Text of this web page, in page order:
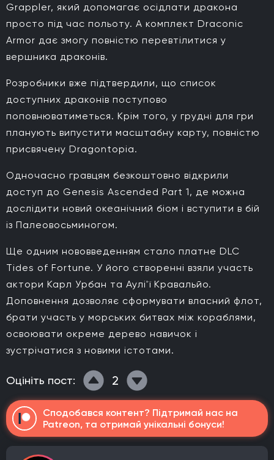
Grappler, який допомагає осідлати дракона
просто під час польоту. А комплект Draconic
Armor дає змогу повністю перевтілитися у
вершника драконів.
Розробники вже підтвердили, що список
доступних драконів поступово
поповнюватиметься. Крім того, у грудні для гри
планують випустити масштабну карту, повністю
присвячену Dragontopia.
Одночасно гравцям безкоштовно відкрили
доступ до Genesis Ascended Part 1, де можна
дослідити новий океанічний біом і вступити в бій
із Палеовосьминогом.
Ще одним нововведенням стало платне DLC
Tides of Fortune. У його створенні взяли участь
актори Карл Урбан та Аулі'ї Кравальйо.
Доповнення дозволяє сформувати власний флот,
брати участь у морських битвах між кораблями,
освоювати окреме дерево навичок і
зустрічатися з новими істотами.
Оцініть пост: 2
Сподобався контент? Підтримай нас на
Patreon, та отримай унікальні бонуси!